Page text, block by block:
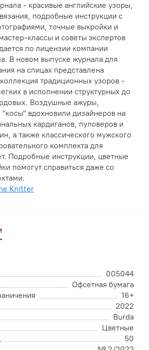
- красивые английские узоры,
подробные инструкции с
точные выкройки и
классы и советы экспертов
по лицензии компании
В новом выпуске журнала для
на спицах представлена
традиционных узоров -
в исполнении структурных до
Воздушные ажуры,
вдохновили дизайнеров на
кардиганов, пуловеров и
а также классического мужского
комплекта для
Подробные инструкции, цветные
помогут справиться даже со
Knitter
005044
Офсетная бумага
16+
2022
Burda
Цветные
50